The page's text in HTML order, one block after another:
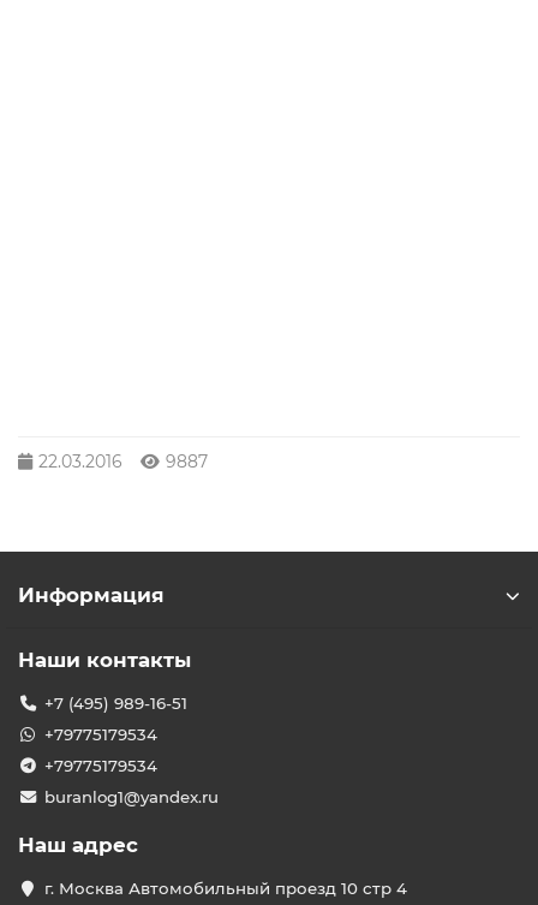
22.03.2016 9887
Информация
Наши контакты
+7 (495) 989-16-51
+79775179534
+79775179534
buranlog1@yandex.ru
Наш адрес
г. Москва Автомобильный проезд 10 стр 4